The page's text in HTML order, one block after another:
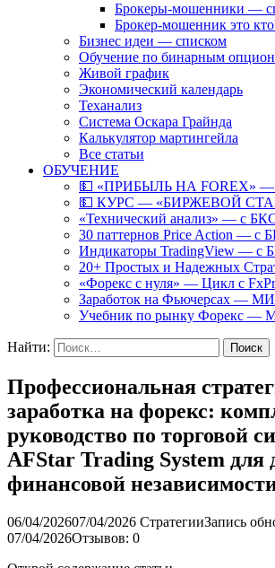
Брокеры-мошенники —
Брокер-мошенник это
Бизнес идеи — списком
Обучение по бинарным
Живой график
Экономический календарь
Теханализ
Система Оскара Грайнда
Калькулятор мартингейла
Все статьи
ОБУЧЕНИЕ
💵 «ПРИБЫЛЬ НА FOREX»
💵 КУРС — «БИРЖЕВОЙ
«Технический анализ» — с
30 паттернов Price Action — с
Индикаторы TradingView — с
20+ Простых и Надежных
«Форекс с нуля» — Цикл с
Заработок на Фьючерсах —
Учебник по рынку Форекс
Найти:
Профессиональная
заработка на форекс:
руководство по торговой
AFStar Trading System для
финансовой
06/04/202607/04/2026 СтратегииЗапись
07/04/2026Отзывов: 0